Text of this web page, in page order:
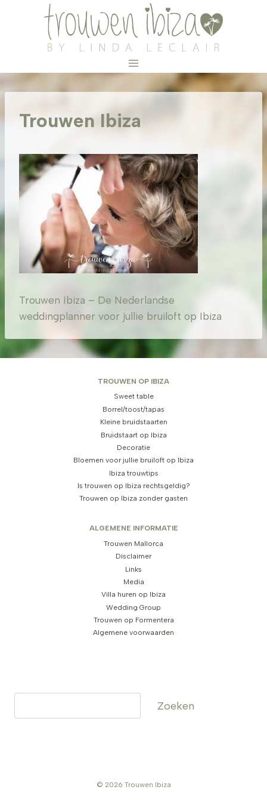
Trouwen Ibiza
Trouwen Ibiza – De Nederlandse
weddingplanner voor jullie bruiloft op Ibiza
TROUWEN OP IBIZA
Sweet table
Borrel/toost/tapas
Kleine bruidstaarten
Bruidstaart op Ibiza
Decoratie
Bloemen voor jullie bruiloft op Ibiza
Ibiza trouwtips
Is trouwen op Ibiza rechtsgeldig?
Trouwen op Ibiza zonder gasten
ALGEMENE INFORMATIE
Trouwen Mallorca
Disclaimer
Links
Media
Villa huren op Ibiza
Wedding Group
Trouwen op Formentera
Algemene voorwaarden
Zoeken
© 2026 Trouwen Ibiza